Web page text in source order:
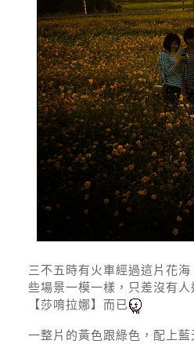
三不五時有火車經過這片花
些場景一模一樣，只差沒有
【莎唷拉娜】而已
一整片的黃色跟綠色，配上